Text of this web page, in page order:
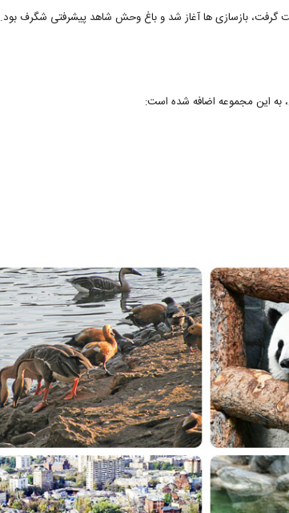
گرفت، بازسازی ها آغاز شد و باغ وحش شاهد پیشرفتی شگرف بود.
به این مجموعه اضافه شده است: